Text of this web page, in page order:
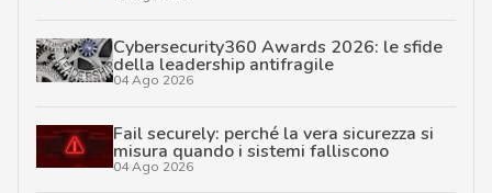
Cybersecurity360 Awards 2026: le sfide
della leadership antifragile
04 Ago 2026
Fail securely: perché la vera sicurezza si
misura quando i sistemi falliscono
04 Ago 2026